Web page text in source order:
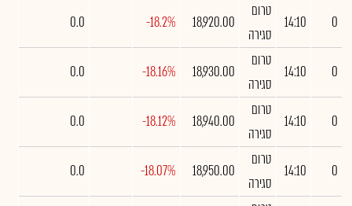
0
14:10
טרום
סגירה
18,920.00
-18.2%
0.0
0
14:10
טרום
סגירה
18,930.00
-18.16%
0.0
0
14:10
טרום
סגירה
18,940.00
-18.12%
0.0
0
14:10
טרום
סגירה
18,950.00
-18.07%
0.0